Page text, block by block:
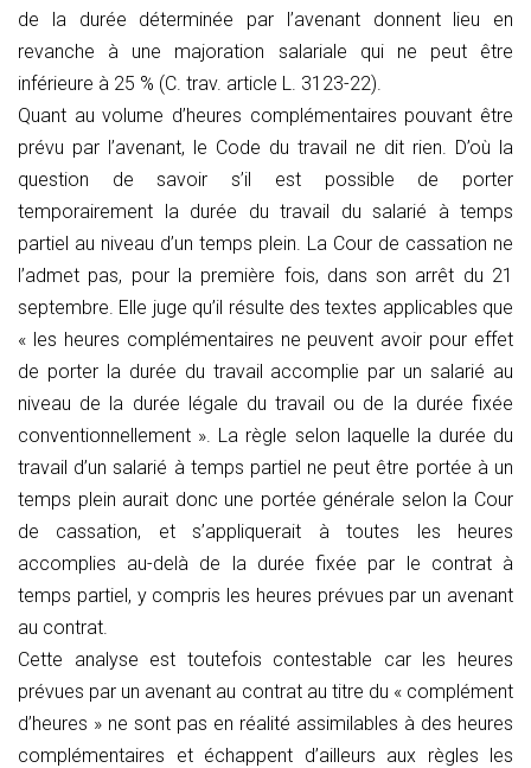
de la durée déterminée par l’avenant donnent lieu en
revanche à une majoration salariale qui ne peut être
inférieure à 25 % (C. trav. article L. 3123-22).
Quant au volume d’heures complémentaires pouvant être
prévu par l’avenant, le Code du travail ne dit rien. D’où la
question de savoir s’il est possible de porter
temporairement la durée du travail du salarié à temps
partiel au niveau d’un temps plein. La Cour de cassation ne
l’admet pas, pour la première fois, dans son arrêt du 21
septembre. Elle juge qu’il résulte des textes applicables que
« les heures complémentaires ne peuvent avoir pour effet
de porter la durée du travail accomplie par un salarié au
niveau de la durée légale du travail ou de la durée fixée
conventionnellement ». La règle selon laquelle la durée du
travail d’un salarié à temps partiel ne peut être portée à un
temps plein aurait donc une portée générale selon la Cour
de cassation, et s’appliquerait à toutes les heures
accomplies au-delà de la durée fixée par le contrat à
temps partiel, y compris les heures prévues par un avenant
au contrat.
Cette analyse est toutefois contestable car les heures
prévues par un avenant au contrat au titre du « complément
d’heures » ne sont pas en réalité assimilables à des heures
complémentaires et échappent d’ailleurs aux règles les